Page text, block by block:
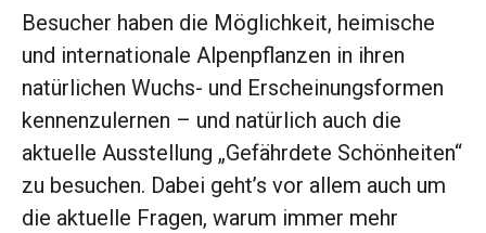
Besucher haben die Möglichkeit, heimische
und internationale Alpenpflanzen in ihren
natürlichen Wuchs- und Erscheinungsformen
kennenzulernen – und natürlich auch die
aktuelle Ausstellung „Gefährdete Schönheiten“
zu besuchen. Dabei geht’s vor allem auch um
die aktuelle Fragen, warum immer mehr